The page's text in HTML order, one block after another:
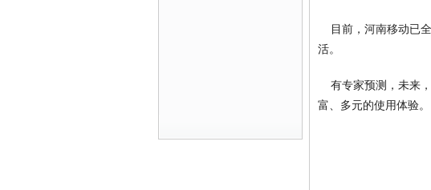
目前，河南移动已全
活。
有专家预测，未来，
富、多元的使用体验。